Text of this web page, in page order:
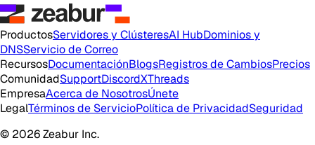
ProductosServidores y ClústeresAI HubDominios y
DNSServicio de Correo
RecursosDocumentaciónBlogsRegistros de CambiosPrecios
ComunidadSupportDiscordXThreads
EmpresaAcerca de NosotrosÚnete
LegalTérminos de ServicioPolítica de PrivacidadSeguridad
© 2026 Zeabur Inc.